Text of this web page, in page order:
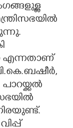
എന്നതാണ്